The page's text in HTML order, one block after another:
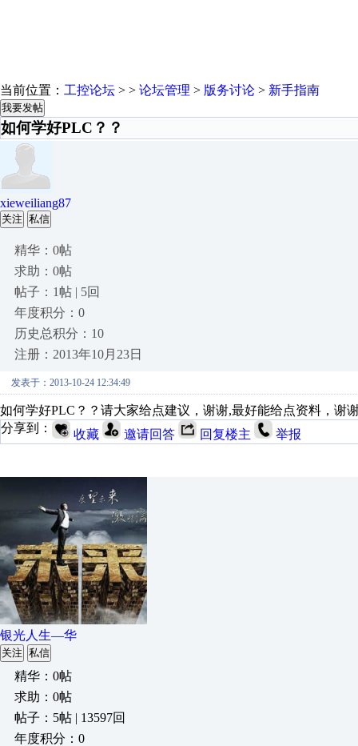
当前位置： 工控论坛 > > 论坛管理 > 版务讨论 > 新手指南
我要发帖
如何学好PLC？？
xieweiliang87
关注 私信
精华：0帖
求助：0帖
帖子：1帖 | 5回
年度积分：0
历史总积分：10
注册：2013年10月23日
发表于：2013-10-24 12:34:49
如何学好PLC？？请大家给点建议，谢谢,最好能给点资料，谢
分享到：
收藏 邀请回答 回复楼主 举报
银光人生—华
关注 私信
精华：0帖
求助：0帖
帖子：5帖 | 13597回
年度积分：0